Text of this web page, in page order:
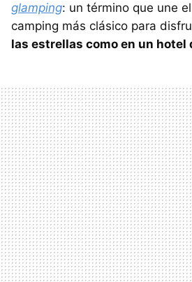
glamping: un término que une
camping más clásico para
las estrellas como en un hotel